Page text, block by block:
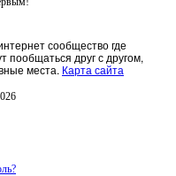
сообщество где
пообщаться друг с другом,
места. Карта сайта